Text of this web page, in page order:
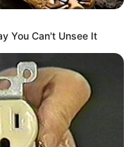
mais elle lui dit
le cou. Elle se
à s’enfuir
You Can't Unsee It